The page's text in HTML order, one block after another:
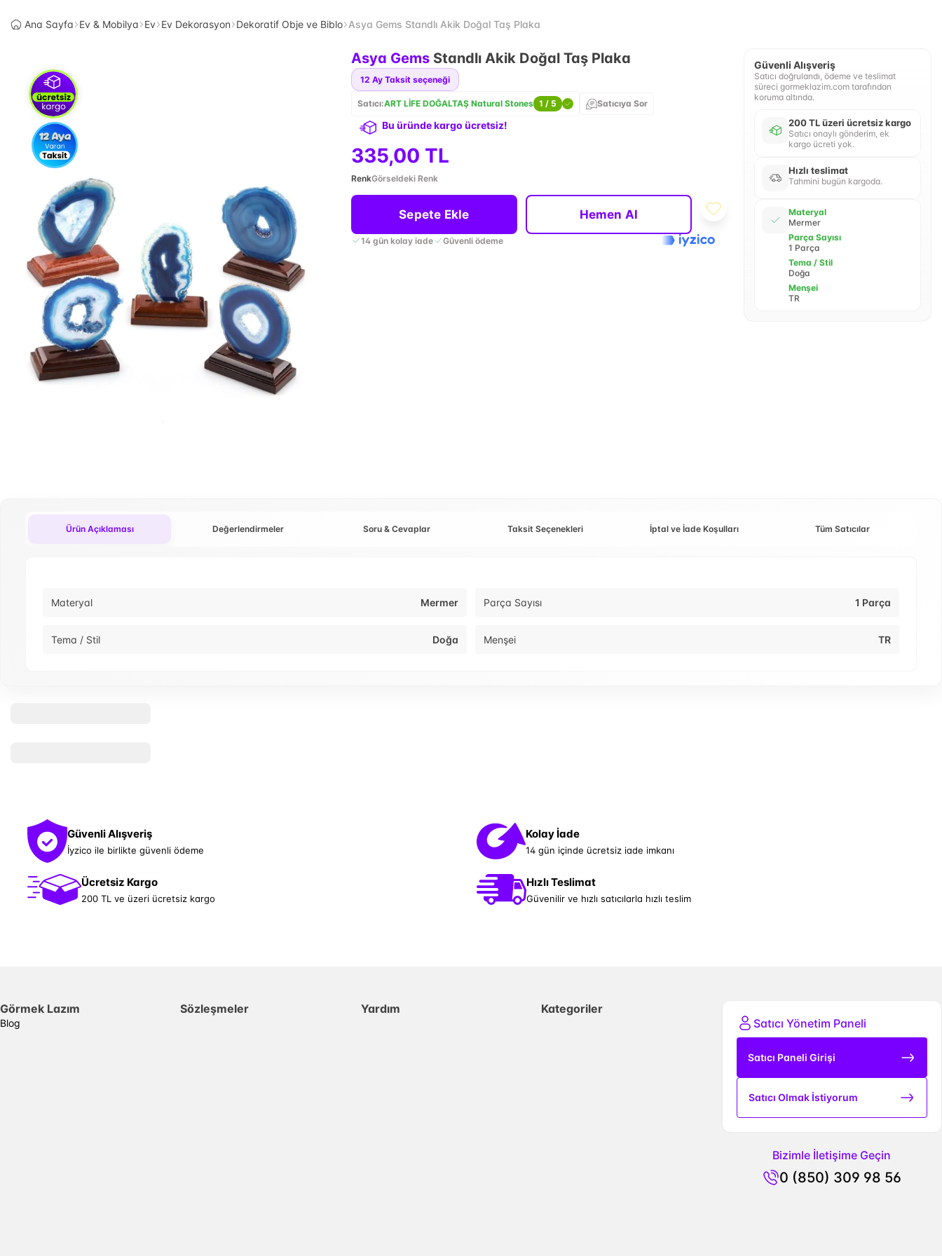
Ana Sayfa Ev & Mobilya Ev Ev Dekorasyon Dekoratif Obje ve Biblo Asya Gems Standlı Akik Doğal Taş Plaka
Asya Gems Standlı Akik Doğal Taş Plaka
12 Ay Taksit seçeneği
Satıcı:ART LİFE DOĞALTAŞ Natural Stones 1 / 5 Satıcıya Sor
Bu üründe kargo ücretsiz!
335,00 TL
RenkGörseldeki Renk
Sepete Ekle Hemen Al
14 gün kolay iade Güvenli ödeme
Güvenli Alışveriş
Satıcı doğrulandı, ödeme ve teslimat
süreci gormeklazim.com tarafından
koruma altında.
200 TL üzeri ücretsiz kargo
Satıcı onaylı gönderim, ek
kargo ücreti yok.
Hızlı teslimat
Tahmini bugün kargoda.
Materyal
Mermer
Parça Sayısı
1 Parça
Tema / Stil
Doğa
Menşei
TR
Ürün Açıklaması Değerlendirmeler Soru & Cevaplar Taksit Seçenekleri İptal ve İade Koşulları Tüm Satıcılar
Materyal Mermer Parça Sayısı 1 Parça
Tema / Stil Doğa Menşei TR
Güvenli Alışveriş
İyzico ile birlikte güvenli ödeme
Kolay İade
14 gün içinde ücretsiz iade imkanı
Ücretsiz Kargo
200 TL ve üzeri ücretsiz kargo
Hızlı Teslimat
Güvenilir ve hızlı satıcılarla hızlı teslim
Görmek Lazım
Blog
Sözleşmeler Yardım
Kategoriler
Satıcı Yönetim Paneli
Satıcı Paneli Girişi
Satıcı Olmak İstiyorum
Bizimle İletişime Geçin
0 (850) 309 98 56